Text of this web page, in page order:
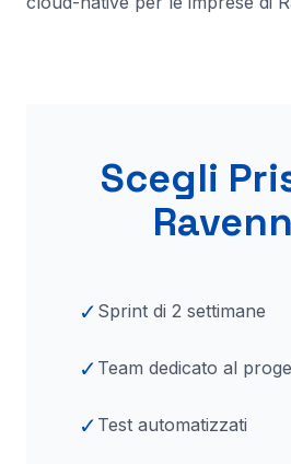
Scegli
✓ Sprint di 2 settimane
✓ Team dedicato al
✓ Test automatizzati